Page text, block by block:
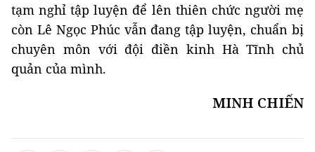
tạm nghỉ tập luyện để lên thiên chức người mẹ
còn Lê Ngọc Phúc vẫn đang tập luyện, chuẩn bị
chuyên môn với đội điền kinh Hà Tĩnh chủ
quản của mình.
MINH CHIẾN